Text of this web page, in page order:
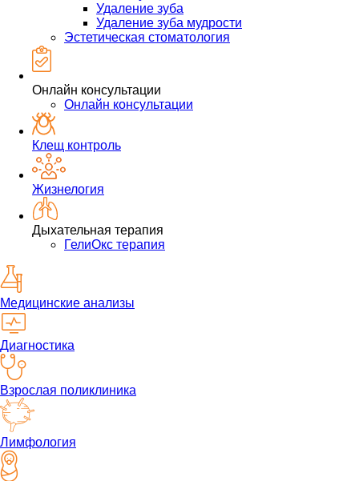
Удаление зуба
Удаление зуба мудрости
Эстетическая стоматология
Онлайн консультации
Онлайн консультации
Клещ контроль
Жизнелогия
Дыхательная терапия
ГелиОкс терапия
Медицинские анализы
Диагностика
Взрослая поликлиника
Лимфология